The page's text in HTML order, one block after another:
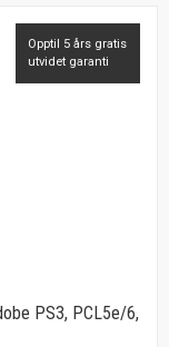
Opptil 5 års gratis
utvidet garanti
PS3, PCL5e/6,